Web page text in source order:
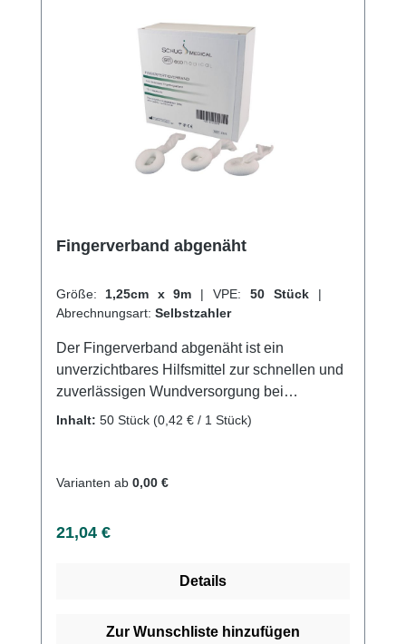
20 % Polyamid. Weitere Informationen des
Herstellers Kaufen Sie jetzt Elastofix
Schlauchverbände online bei uns und
profitieren Sie von unserem schnellen
Versand und unserem hervorragenden
Fingerverband abgenäht
Größe: 1,25cm x 9m | VPE: 50 Stück |
Abrechnungsart: Selbstzahler
Der Fingerverband abgenäht ist ein
unverzichtbares Hilfsmittel zur schnellen und
zuverlässigen Wundversorgung bei
Verletzungen an den Fingern. Der Verband
die Anforderungen an Finger und
wasserabweisend, was eine schnelle
ein angenehmes Tragegefühl gewährleistet.
ohne Probleme um den Finger gewickelt
Inhalt: 50 Stück (0,42 € / 1 Stück)
Varianten ab 0,00 €
Regulärer Preis:
21,04 €
Details
Zur Wunschliste hinzufügen